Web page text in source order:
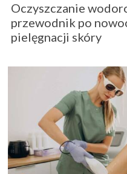
Oczyszczanie
przewodnik po
pielęgnacji skóry